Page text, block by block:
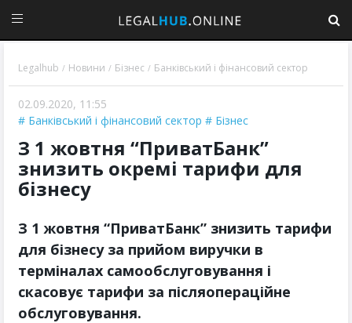
Legalhub / Новини / Бізнес / Банківський і фінансовий сектор
02.09.2020, 11:55
Банківський і фінансовий сектор
Бізнес
З 1 жовтня “ПриватБанк”
знизить окремі тарифи для
бізнесу
З 1 жовтня “ПриватБанк” знизить тарифи
для бізнесу за прийом виручки в
терміналах самообслуговування і
скасовує тарифи за післяопераційне
обслуговування.